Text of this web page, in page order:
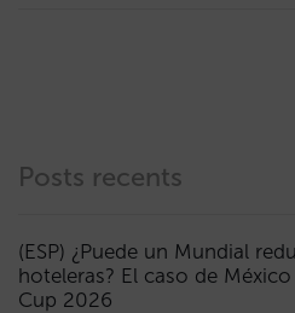
Posts recents
(ESP) ¿Puede un Mundial
hoteleras? El caso de
Cup 2026